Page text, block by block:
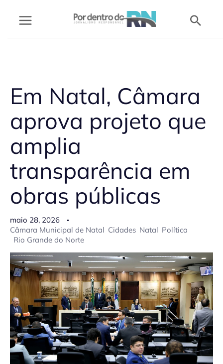
Em Natal, Câmara
aprova projeto que
amplia
transparência em
obras públicas
maio 28, 2026
Câmara Municipal de Natal Cidades Natal Política
Rio Grande do Norte